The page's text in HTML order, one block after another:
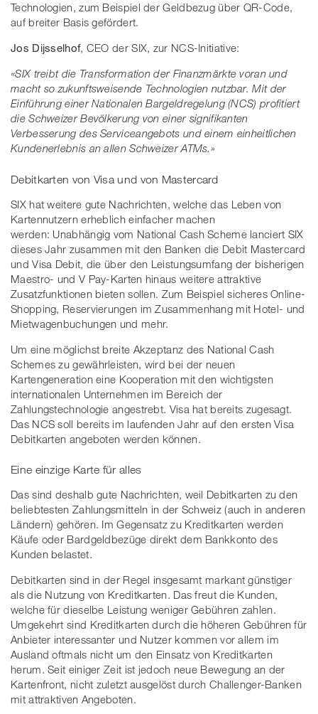
Technologien, zum Beispiel der Geldbezug über QR-Code,
auf breiter Basis gefördert.
Jos Dijsselhof, CEO der SIX, zur NCS-Initiative:
«SIX treibt die Transformation der Finanzmärkte voran und
macht so zukunftsweisende Technologien nutzbar. Mit der
Einführung einer Nationalen Bargeldregelung (NCS) profitiert
die Schweizer Bevölkerung von einer signifikanten
Verbesserung des Serviceangebots und einem einheitlichen
Kundenerlebnis an allen Schweizer ATMs.»
Debitkarten von Visa und von Mastercard
SIX hat weitere gute Nachrichten, welche das Leben von
Kartennutzern erheblich einfacher machen
werden: Unabhängig vom National Cash Scheme lanciert SIX
dieses Jahr zusammen mit den Banken die Debit Mastercard
und Visa Debit, die über den Leistungsumfang der bisherigen
Maestro- und V Pay-Karten hinaus weitere attraktive
Zusatzfunktionen bieten sollen. Zum Beispiel sicheres Online-
Shopping, Reservierungen im Zusammenhang mit Hotel- und
Mietwagenbuchungen und mehr.
Um eine möglichst breite Akzeptanz des National Cash
Schemes zu gewährleisten, wird bei der neuen
Kartengeneration eine Kooperation mit den wichtigsten
internationalen Unternehmen im Bereich der
Zahlungstechnologie angestrebt. Visa hat bereits zugesagt.
Das NCS soll bereits im laufenden Jahr auf den ersten Visa
Debitkarten angeboten werden können.
Eine einzige Karte für alles
Das sind deshalb gute Nachrichten, weil Debitkarten zu den
beliebtesten Zahlungsmitteln in der Schweiz (auch in anderen
Ländern) gehören. Im Gegensatz zu Kreditkarten werden
Käufe oder Bardgeldbezüge direkt dem Bankkonto des
Kunden belastet.
Debitkarten sind in der Regel insgesamt markant günstiger
als die Nutzung von Kreditkarten. Das freut die Kunden,
welche für dieselbe Leistung weniger Gebühren zahlen.
Umgekehrt sind Kreditkarten durch die höheren Gebühren für
Anbieter interessanter und Nutzer kommen vor allem im
Ausland oftmals nicht um den Einsatz von Kreditkarten
herum. Seit einiger Zeit ist jedoch neue Bewegung an der
Kartenfront, nicht zuletzt ausgelöst durch Challenger-Banken
mit attraktiven Angeboten.